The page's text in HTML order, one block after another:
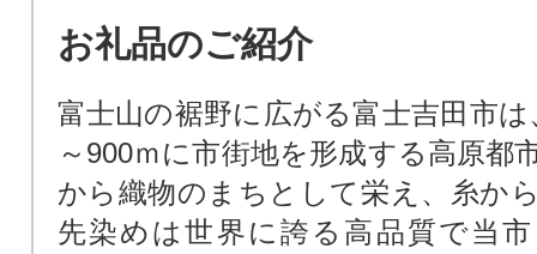
お礼品のご紹介
富士山の裾野に広がる富士吉田市は
～900ｍに市街地を形成する高原都
から織物のまちとして栄え、糸か
先染めは世界に誇る高品質で当